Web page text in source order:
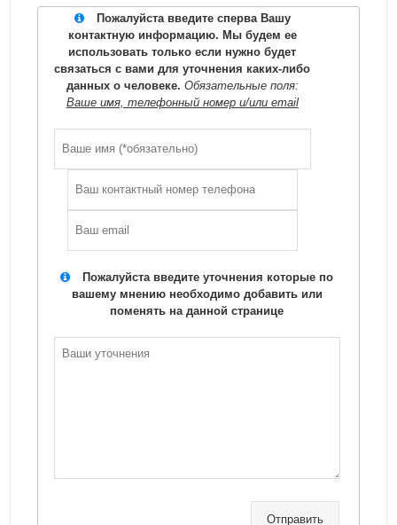
Пожалуйста введите сперва Вашу
контактную информацию. Мы будем ее
использовать только если нужно будет
связаться с вами для уточнения каких-либо
данных о человеке. Обязательные поля:
Ваше имя, телефонный номер и/или email
Пожалуйста введите уточнения которые по
вашему мнению необходимо добавить или
поменять на данной странице
Отправить